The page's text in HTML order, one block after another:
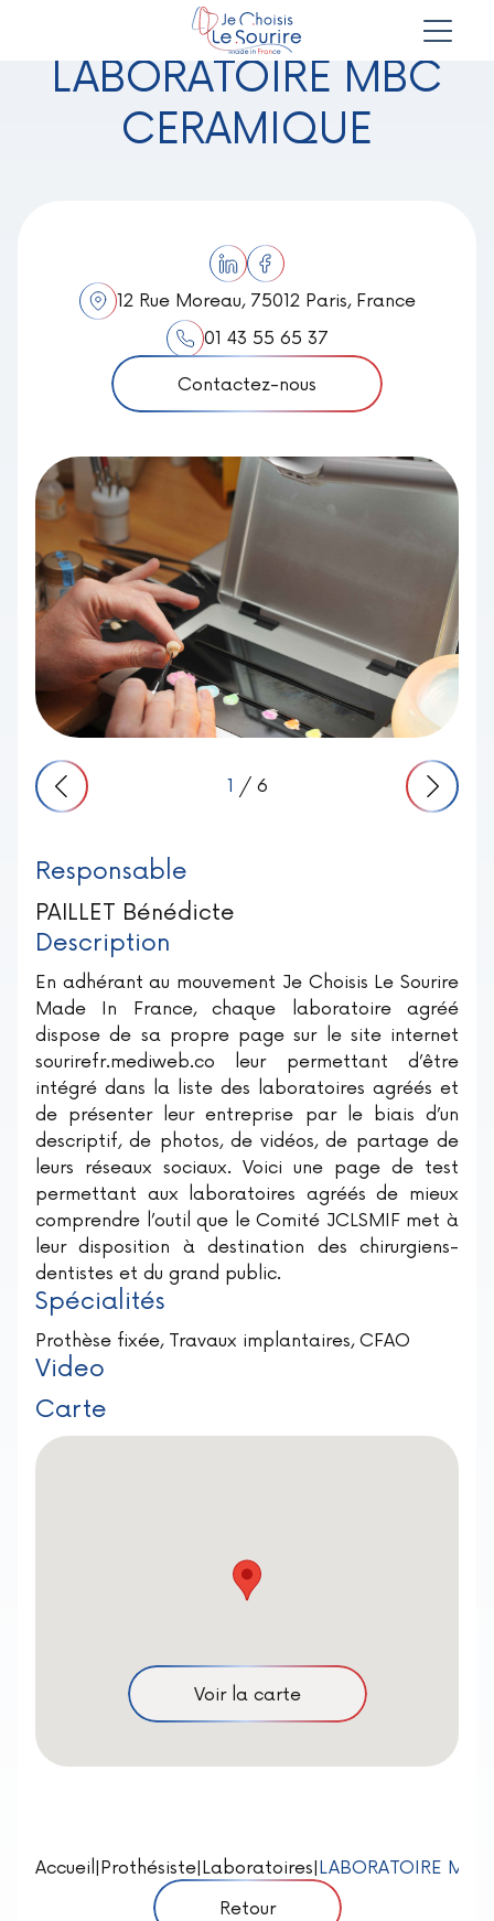
LABORATOIRE MBC
CERAMIQUE
12 Rue Moreau, 75012 Paris, France
01 43 55 65 37
Contactez-nous
1 / 6
Responsable
PAILLET Bénédicte
Description
En adhérant au mouvement Je Choisis Le Sourire
Made In France, chaque laboratoire agréé
dispose de sa propre page sur le site internet
sourirefr.mediweb.co leur permettant d’être
intégré dans la liste des laboratoires agréés et
de présenter leur entreprise par le biais d’un
descriptif, de photos, de vidéos, de partage de
leurs réseaux sociaux. Voici une page de test
permettant aux laboratoires agréés de mieux
comprendre l’outil que le Comité JCLSMIF met à
leur disposition à destination des chirurgiens-
dentistes et du grand public.
Spécialités
Prothèse fixée, Travaux implantaires, CFAO
Video
Carte
Voir la carte
Accueil Prothésiste Laboratoires LABORATOIRE
Retour